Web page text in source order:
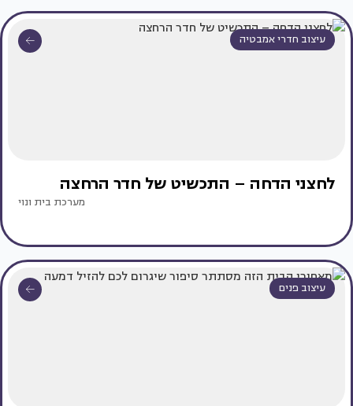
עיצוב חדרי אמבטיה
לחצני הדחה – התכשיט של חדר הרחצה
מערכת בית ונוי
עיצוב פנים